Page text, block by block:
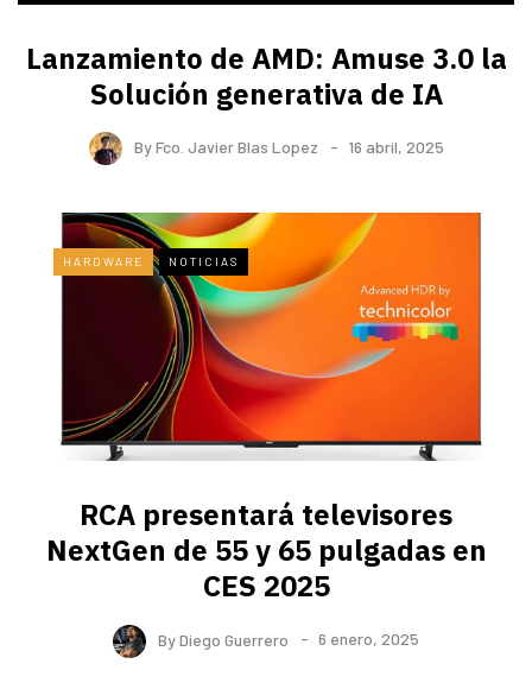
Lanzamiento de AMD: Amuse 3.0 la
Solución generativa de IA
ByFco. Javier Blas Lopez 16 abril, 2025
HARDWARE NOTICIAS
RCA presentará televisores
NextGen de 55 y 65 pulgadas en
CES 2025
ByDiego Guerrero 6 enero, 2025